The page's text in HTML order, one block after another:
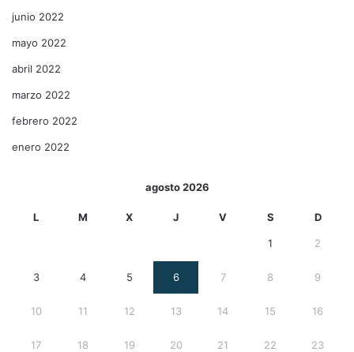
junio 2022
mayo 2022
abril 2022
marzo 2022
febrero 2022
enero 2022
agosto 2026
L M X J V S D
1 2
3 4 5 6 7 8 9
10 11 12 13 14 15 16
17 18 19 20 21 22 23